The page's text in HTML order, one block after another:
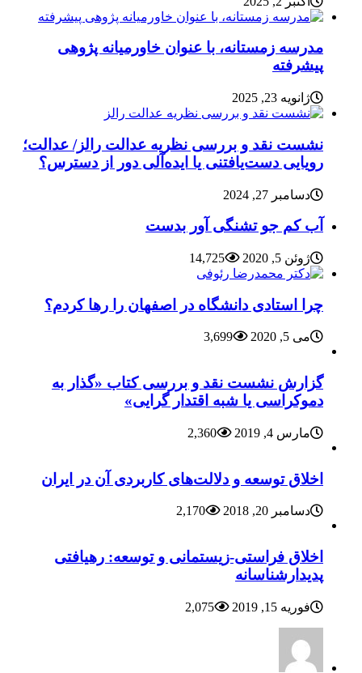
مدرسه زمستانه، با عنوان خاورمیانه پژوهی
پیشرفته
ژانویه 23, 2025
نشست نقد و بررسی نظریه عدالت رالز/ عدالت؛
رویایی دست‌یافتنی یا ایده‌آلی دور از دسترس؟
دسامبر 27, 2024
آب کم جو تشنگی آور بدست
ژوئن 5, 2020 14,725
چرا استادی دانشگاه در اصفهان را رها کردم؟
می 5, 2020 3,699
گزارش نشست نقد و بررسی کتاب «گذار به
دموکراسی یا شبه اقتدار گرایی»
مارس 4, 2019 2,360
اخلاق توسعه و دلالت‌های کاربردی آن در ایران
دسامبر 20, 2018 2,170
اخلاق فراستی-زیستمانی و توسعه: رهیافتی
پدیدارشناسانه
فوریه 15, 2019 2,075